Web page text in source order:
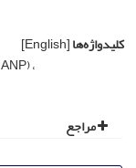
کلیدواژه‌ها[English]
مراجع